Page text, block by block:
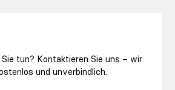
tun? Kontaktieren Sie uns – wir
und unverbindlich.